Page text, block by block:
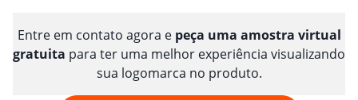
Entre em contato agora e peça uma amostra virtual
gratuita para ter uma melhor experiência visualizando
sua logomarca no produto.